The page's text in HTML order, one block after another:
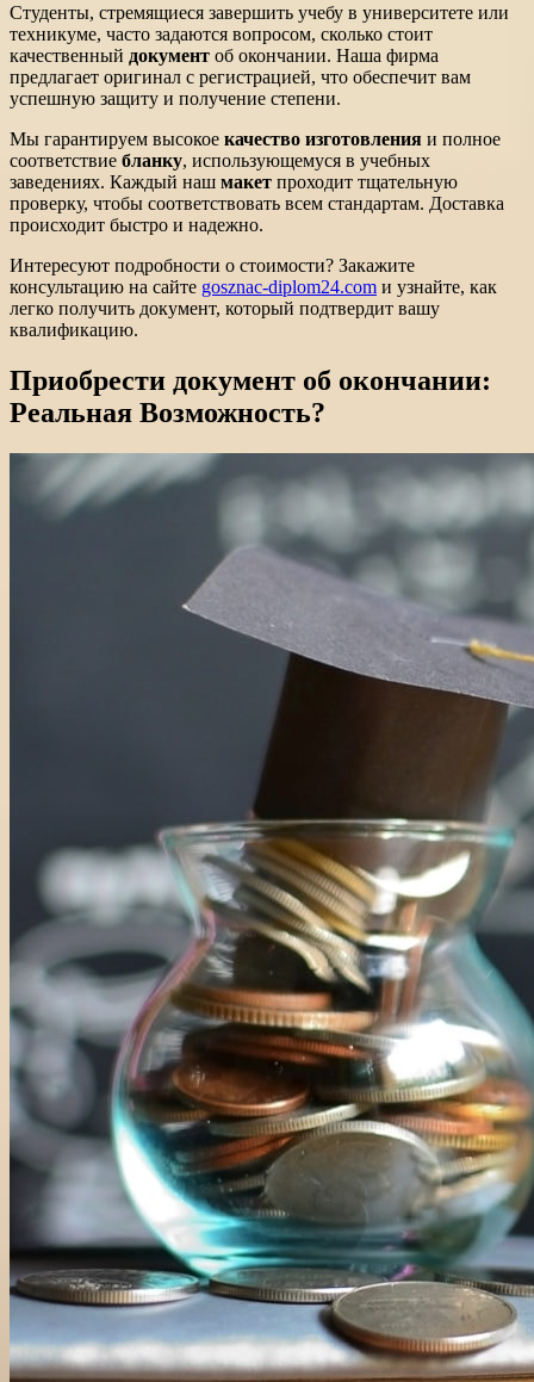
Студенты, стремящиеся завершить учебу в университете или
техникуме, часто задаются вопросом, сколько стоит
качественный документ об окончании. Наша фирма
предлагает оригинал с регистрацией, что обеспечит вам
успешную защиту и получение степени.
Мы гарантируем высокое качество изготовления и полное
соответствие бланку, использующемуся в учебных
заведениях. Каждый наш макет проходит тщательную
проверку, чтобы соответствовать всем стандартам. Доставка
происходит быстро и надежно.
Интересуют подробности о стоимости? Закажите
консультацию на сайте gosznac-diplom24.com и узнайте, как
легко получить документ, который подтвердит вашу
квалификацию.
Приобрести документ об окончании:
Реальная Возможность?